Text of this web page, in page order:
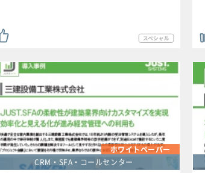
ホワイトペーパー
CRM・SFA・コールセンター